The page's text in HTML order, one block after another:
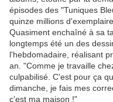
épisodes des "Tuniques
quinze millions
Quasiment enchaîné à sa
longtemps été un des
l'hebdomadaire, réalisant
an. "Comme je travaille
culpabilisé. C'est pour ça
dimanche, je fais mes
c'est ma maison !"